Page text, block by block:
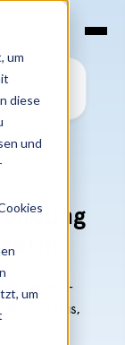
um
diese
und
um
ترجم هذه
-